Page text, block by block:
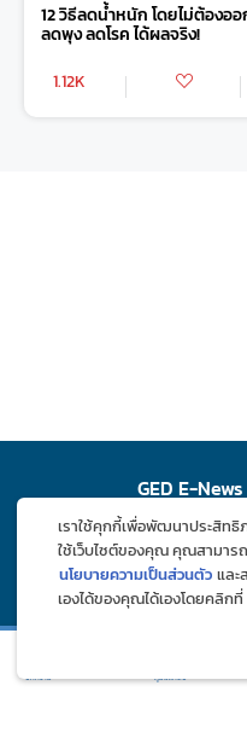
12 วิธีลดน้ำหนัก โดยไม่ต้องอ
ลดพุง ลดโรค ได้ผลจริง!
1.12K
GED E-
บทความ ภูมิแพ้คลับ
เราใช้คุกกี้เพื่อพัฒนาประสิท
ใช้เว็บไซต์ของคุณ คุณสามาร
นโยบายความเป็นส่วนตัว และ
เองได้ของคุณได้เองโดยคลิกที่